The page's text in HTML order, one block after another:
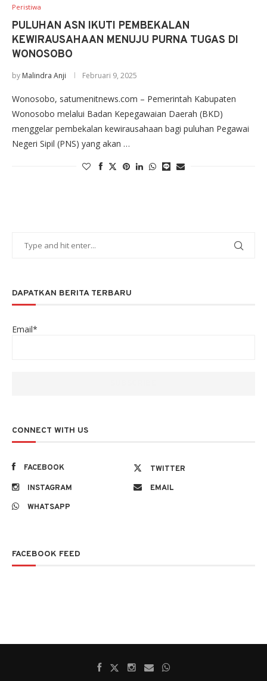
Peristiwa
PULUHAN ASN IKUTI PEMBEKALAN
KEWIRAUSAHAAN MENUJU PURNA TUGAS DI
WONOSOBO
by Malindra Anji Februari 9, 2025
Wonosobo, satumenitnews.com – Pemerintah Kabupaten
Wonosobo melalui Badan Kepegawaian Daerah (BKD)
menggelar pembekalan kewirausahaan bagi puluhan Pegawai
Negeri Sipil (PNS) yang akan …
DAPATKAN BERITA TERBARU
Email*
CONNECT WITH US
FACEBOOK
TWITTER
INSTAGRAM
EMAIL
WHATSAPP
FACEBOOK FEED